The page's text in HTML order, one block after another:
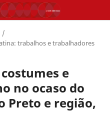
/
trabalhos e trabalhadores
e
no ocaso do
Preto e região,